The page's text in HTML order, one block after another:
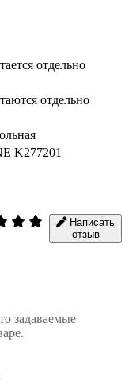
отдельно
отдельно
K277201
Написать
отзыв
задаваемые